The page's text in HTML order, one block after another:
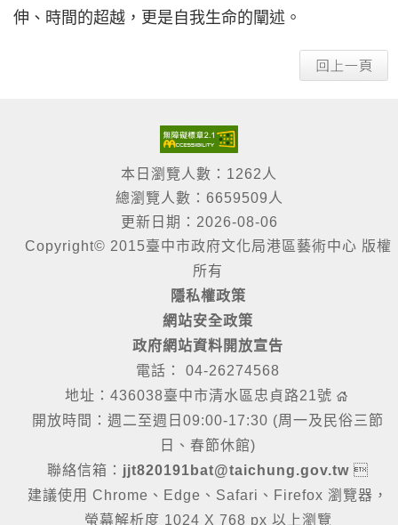
伸、時間的超越，更是自我生命的闡述。
本日瀏覽人數：1262人
總瀏覽人數：6659509人
更新日期：2026-08-06
Copyright© 2015臺中市政府文化局港區藝術中心 版權
所有
隱私權政策
網站安全政策
政府網站資料開放宣告
電話： 04-26274568
地址：436038臺中市清水區忠貞路21號
開放時間：週二至週日09:00-17:30 (周一及民俗三節
日、春節休館)
聯絡信箱： jjt820191bat@taichung.gov.tw 
建議使用 Chrome、Edge、Safari、Firefox 瀏覽器，
螢幕解析度 1024 X 768 px 以上瀏覽